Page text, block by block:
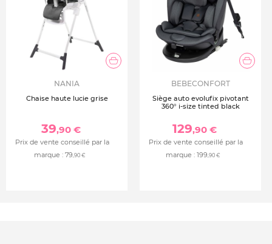
NANIA
Chaise haute lucie grise
39,90 €
Prix de vente conseillé par la
marque : 79,90 €
BEBECONFORT
Siège auto evolufix pivotant
360° i-size tinted black
129,90 €
Prix de vente conseillé par la
marque : 199,90 €